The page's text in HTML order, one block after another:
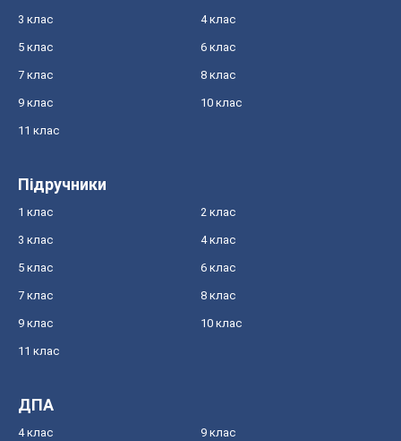
3 клас 4 клас
5 клас 6 клас
7 клас 8 клас
9 клас 10 клас
11 клас
Підручники
1 клас 2 клас
3 клас 4 клас
5 клас 6 клас
7 клас 8 клас
9 клас 10 клас
11 клас
ДПА
4 клас 9 клас